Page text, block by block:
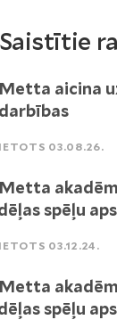
Saistītie
Metta aicina
03.08.26.
Metta
spēļu
03.12.24.
Metta
spēļu